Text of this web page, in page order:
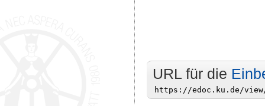
URL für die